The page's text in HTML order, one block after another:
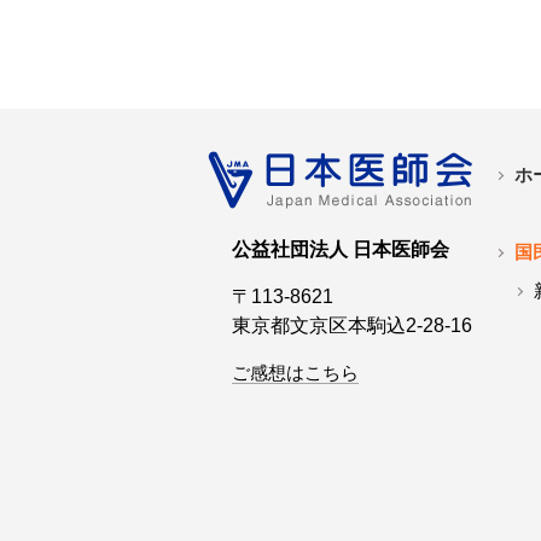
公益社団法人 日本医師会
〒113-8621
東京都文京区本駒込2-28-16
ご感想はこちら
ホ
国